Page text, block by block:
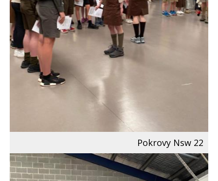
Pokrovy Nsw 22